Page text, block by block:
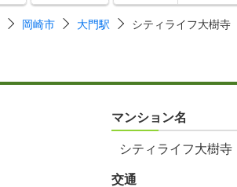
岡崎市 大門駅 シティライフ大樹寺
マンション名
シティライフ大樹寺
交通